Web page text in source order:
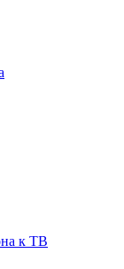
к ТВ